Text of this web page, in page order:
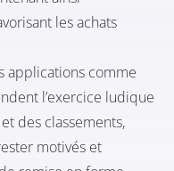
les achats
applications comme
l’exercice ludique
des classements,
motivés et